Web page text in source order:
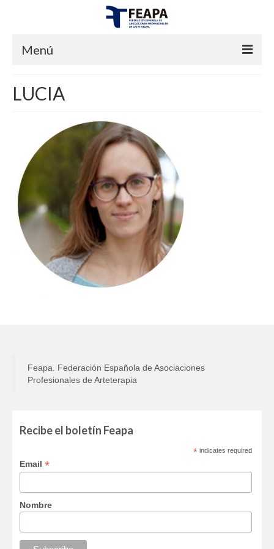
Menú
¿QUIENES SOMOS?
JUNTA DIRECTIVA
CERTIFICACIONES
ESTATUTOS
¿QUÉ ENTENDEMOS POR ARTETERAPIA?
PREGUNTAS FRECUENTES
CÓDIGO ÉTICO
ATe
ACTIVIDADES DE ARTETERAPIA
PUBLICACIONES
Efectividad de la arteterapia: informe sobre la
LUCIA
Feapa. Federación Española de Asociaciones
Profesionales de Arteterapia
Recibe el boletín Feapa
* indicates required
Email*
Nombre